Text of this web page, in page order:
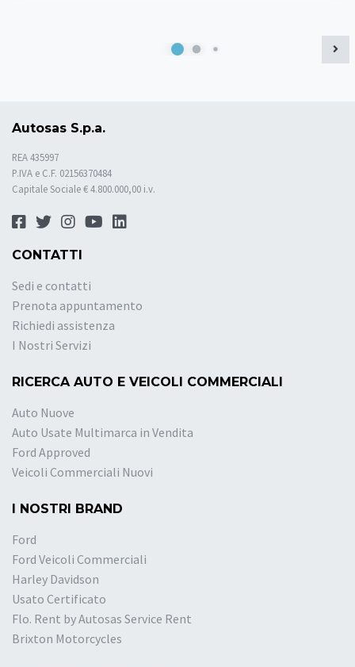
Autosas S.p.a.
REA 435997
P.IVA e C.F. 02156370484
Capitale Sociale € 4.800.000,00 i.v.
CONTATTI
Sedi e contatti
Prenota appuntamento
Richiedi assistenza
I Nostri Servizi
RICERCA AUTO E VEICOLI COMMERCIALI
Auto Nuove
Auto Usate Multimarca in Vendita
Ford Approved
Veicoli Commerciali Nuovi
I NOSTRI BRAND
Ford
Ford Veicoli Commerciali
Harley Davidson
Usato Certificato
Flo. Rent by Autosas Service Rent
Brixton Motorcycles